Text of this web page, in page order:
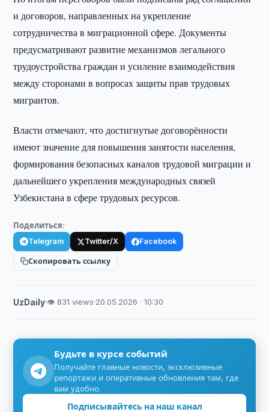
и договоров, направленных на укрепление
сотрудничества в миграционной сфере. Документы
предусматривают развитие механизмов легального
трудоустройства граждан и усиление взаимодействия
между сторонами в вопросах защиты прав трудовых
мигрантов.
Власти отмечают, что достигнутые договорённости
имеют значение для повышения занятости населения,
формирования безопасных каналов трудовой миграции и
дальнейшего укрепления международных связей
Узбекистана в сфере трудовых ресурсов.
Поделиться:
Telegram Twitter/X Facebook
Скопировать ссылку
UzDaily·👁 831 views·20.05.2026 · 10:30
Будьте в курсе событий
Получайте главные новости, эксклюзивные
репортажи и оперативные обновления там, где
вам удобно.
Подписывайтесь на наш канал